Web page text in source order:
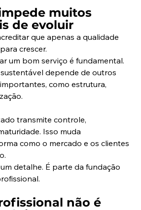
muitos
de evoluir
que apenas a qualidade
crescer.
um bom serviço é fundamental.
depende de outros
como estrutura,
transmite controle,
Isso muda
como o mercado e os clientes
detalhe. É parte da fundação
não é